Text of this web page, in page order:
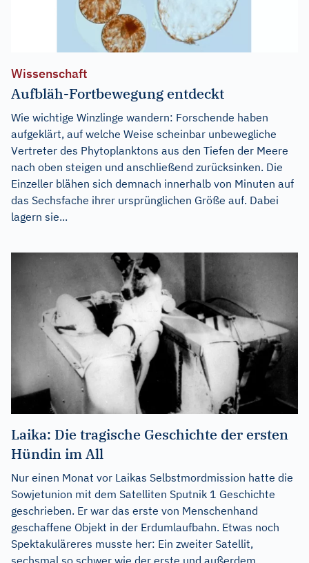
Wissenschaft
Aufbläh-Fortbewegung entdeckt
Wie wichtige Winzlinge wandern: Forschende haben
aufgeklärt, auf welche Weise scheinbar unbewegliche
Vertreter des Phytoplanktons aus den Tiefen der Meere
nach oben steigen und anschließend zurücksinken. Die
Einzeller blähen sich demnach innerhalb von Minuten auf
das Sechsfache ihrer ursprünglichen Größe auf. Dabei
lagern sie...
Laika: Die tragische Geschichte der ersten
Hündin im All
Nur einen Monat vor Laikas Selbstmordmission hatte die
Sowjetunion mit dem Satelliten Sputnik 1 Geschichte
geschrieben. Er war das erste von Menschenhand
geschaffene Objekt in der Erdumlaufbahn. Etwas noch
Spektakuläreres musste her: Ein zweiter Satellit,
sechsmal so schwer wie der erste und außerdem